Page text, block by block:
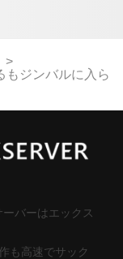
もジンバルに入ら
バーはエックス
も高速でサック